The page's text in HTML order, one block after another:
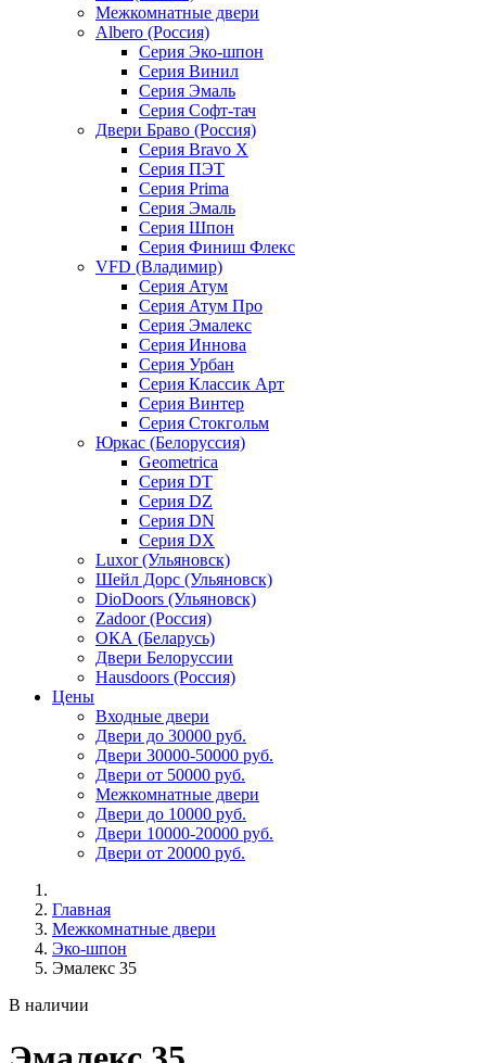
Межкомнатные двери
Albero (Россия)
Серия Эко-шпон
Серия Винил
Серия Эмаль
Серия Софт-тач
Двери Браво (Россия)
Серия Bravo X
Серия ПЭТ
Серия Prima
Серия Эмаль
Серия Шпон
Серия Финиш Флекс
VFD (Владимир)
Серия Атум
Серия Атум Про
Серия Эмалекс
Серия Иннова
Серия Урбан
Серия Классик Арт
Серия Винтер
Серия Стокгольм
Юркас (Белоруссия)
Geometrica
Серия DT
Серия DZ
Серия DN
Серия DX
Luxor (Ульяновск)
Шейл Дорс (Ульяновск)
DioDoors (Ульяновск)
Zadoor (Россия)
ОКА (Беларусь)
Двери Белоруссии
Hausdoors (Россия)
Цены
Входные двери
Двери до 30000 руб.
Двери 30000-50000 руб.
Двери от 50000 руб.
Межкомнатные двери
Двери до 10000 руб.
Двери 10000-20000 руб.
Двери от 20000 руб.
Главная
Межкомнатные двери
Эко-шпон
Эмалекс 35
В наличии